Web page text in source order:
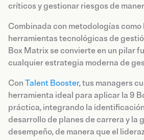
críticos y gestionar riesgos de
Combinada con metodologías como
herramientas tecnológicas de
Box Matrix se convierte en un pilar
cualquier estrategia moderna de
Con Talent Booster, tus managers
herramienta ideal para aplicar la 9
práctica, integrando la
desarrollo de planes de carrera y la
desempeño, de manera que el